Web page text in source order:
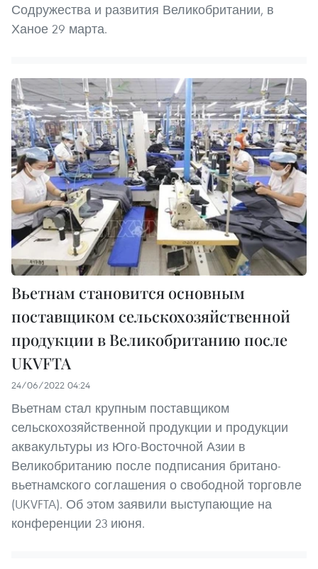
Содружества и развития Великобритании, в
Ханое 29 марта.
Вьетнам становится основным
поставщиком сельскохозяйственной
продукции в Великобританию после
UKVFTA
24/06/2022 04:24
Вьетнам стал крупным поставщиком
сельскохозяйственной продукции и продукции
аквакультуры из Юго-Восточной Азии в
Великобританию после подписания британо-
вьетнамского соглашения о свободной торговле
(UKVFTA). Об этом заявили выступающие на
конференции 23 июня.